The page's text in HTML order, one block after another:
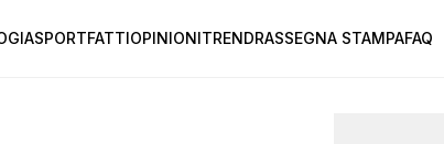
SPORTFATTIOPINIONITRENDRASSEGNA STAMPAFAQ